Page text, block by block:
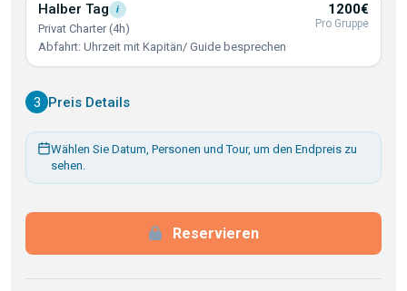
Halber Tag i
Privat Charter (4h)
Abfahrt: Uhrzeit mit Kapitän/ Guide besprechen
1200€
Pro Gruppe
3 Preis Details
Wählen Sie Datum, Personen und Tour, um den Endpreis zu
sehen.
Reservieren